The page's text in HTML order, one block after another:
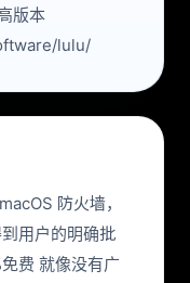
版本
lulu/
防火墙，
用户的明确批
费 就像没有广